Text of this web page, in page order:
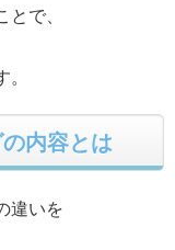
とで、
内容とは
違いを